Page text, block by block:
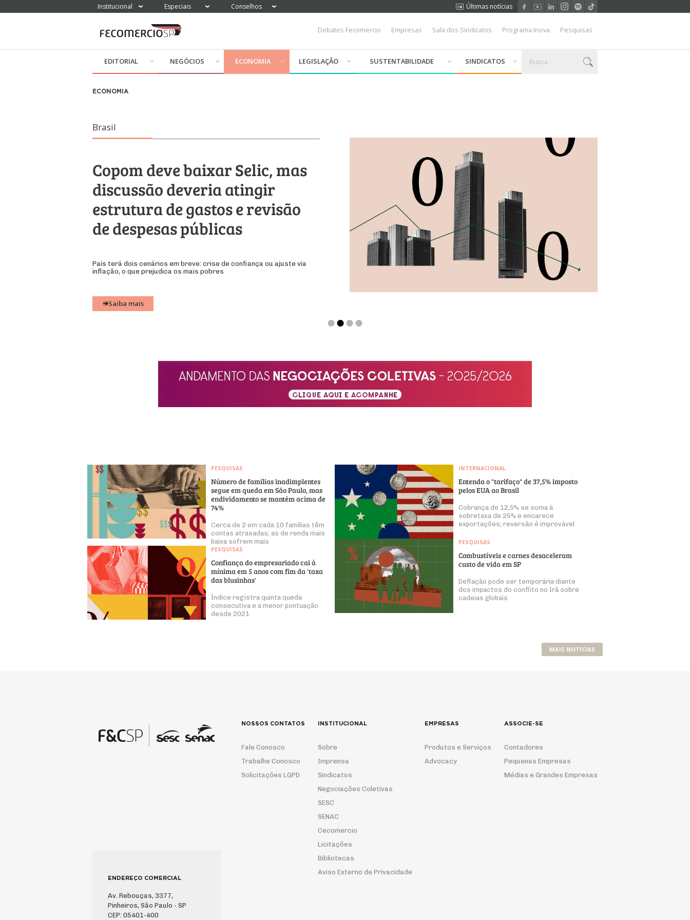
Institucional Especiais Conselhos Últimas notícias
Debates Fecomercio Empresas Sala dos Sindicatos Programa Inova Pesquisas
EDITORIAL NEGÓCIOS ECONOMIA LEGISLAÇÃO SUSTENTABILIDADE SINDICATOS
ECONOMIA
Brasil
Copom deve baixar Selic, mas
discussão deveria atingir
estrutura de gastos e revisão
de despesas públicas
País terá dois cenários em breve: crise de confiança ou ajuste via
inflação, o que prejudica os mais pobres
Saiba mais
●●●●
PESQUISAS
Número de famílias inadimplentes
segue em queda em São Paulo, mas
endividamento se mantém acima de
74%
Cerca de 2 em cada 10 famílias têm
contas atrasadas; as de renda mais
baixa sofrem mais
PESQUISAS
Confiança do empresariado cai à
mínima em 5 anos com fim da 'taxa
das blusinhas'
Índice registra quinta queda
consecutiva e a menor pontuação
desde 2021
INTERNACIONAL
Entenda o "tarifaço" de 37,5% imposto
pelos EUA ao Brasil
Cobrança de 12,5% se soma à
sobretaxa de 25% e encarece
exportações; reversão é improvável
PESQUISAS
Combustíveis e carnes desaceleram
custo de vida em SP
Deflação pode ser temporária diante
dos impactos do conflito no Irã sobre
cadeias globais
MAIS NOTÍCIAS
NOSSOS CONTATOS
Fale Conosco
Trabalhe Conosco
Solicitações LGPD
INSTITUCIONAL
Sobre
Imprensa
Sindicatos
Negociações Coletivas
SESC
SENAC
Cecomercio
Licitações
Bibliotecas
Aviso Externo de Privacidade
EMPRESAS
Produtos e Serviços
Advocacy
ASSOCIE-SE
Contadores
Pequenas Empresas
Médias e Grandes Empresas
ENDEREÇO COMERCIAL
Av. Rebouças, 3377,
Pinheiros, São Paulo - SP
CEP: 05401-400